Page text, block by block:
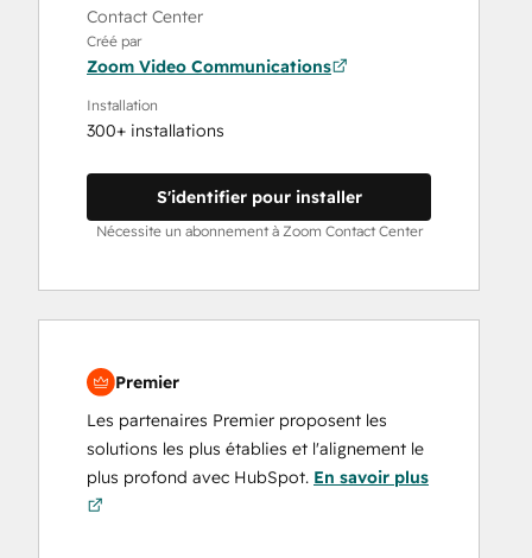
Contact Center
Créé par
Zoom Video Communications
Installation
300+ installations
S'identifier pour installer
Nécessite un abonnement à Zoom Contact Center
Premier
Les partenaires Premier proposent les
solutions les plus établies et l'alignement le
plus profond avec HubSpot. En savoir plus